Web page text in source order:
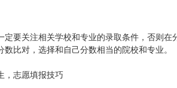
定要关注相关学校和专业的录取条件，否则
比对，选择和自己分数相当的院校和专业。
，志愿填报技巧